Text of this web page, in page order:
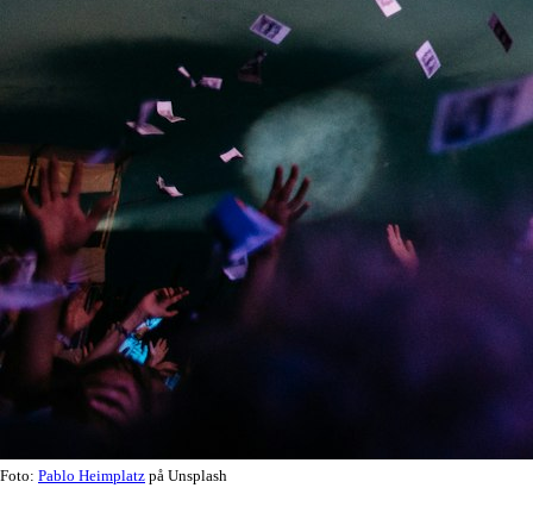
Foto: Pablo Heimplatz på Unsplash